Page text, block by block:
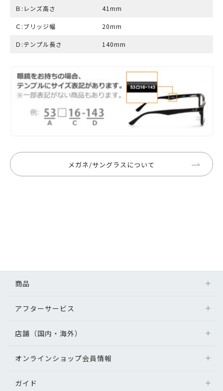
Ｂ:レンズ高さ 41mm
Ｃ:ブリッジ幅 20mm
Ｄ:テンプル長さ 140mm
メガネ/サングラスについて
商品
アフターサービス
店舗（国内・海外）
オンラインショップ会員情報
ガイド